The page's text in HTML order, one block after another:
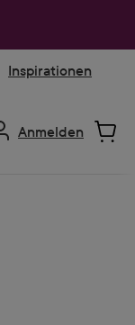
Inspirationen
Anmelden